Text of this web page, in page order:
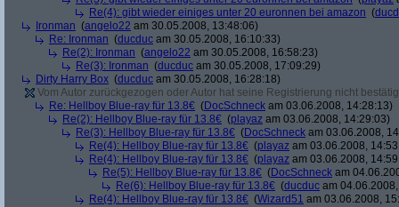
Re(4): gibt wieder einiges unter 20 euronnen bei amazon (
Ironman (angelo22 am 30.05.2008, 13:48:06)
Re: Ironman (ducduc am 30.05.2008, 16:10:33)
Re(2): Ironman (angelo22 am 30.05.2008, 16:58:23)
Re(3): Ironman (ducduc am 30.05.2008, 17:09:29)
Dirty Harry Box (ducduc am 30.05.2008, 16:28:18)
Vom Autor zurückgezogen oder Autor hat seine Registrierung nicht
Re: Hellboy Blue-ray für 13.8€ (DocSchneck am 03.06.2008, 14:28:13)
Re(2): Hellboy Blue-ray für 13.8€ (playaz am 03.06.2008, 14:29:03)
Re(3): Hellboy Blue-ray für 13.8€ (DocSchneck am 03.06.2008,
Re(4): Hellboy Blue-ray für 13.8€ (playaz am 03.06.2008,
Re(4): Hellboy Blue-ray für 13.8€ (playaz am 03.06.2008,
Re(5): Hellboy Blue-ray für 13.8€ (DocSchneck am
Re(6): Hellboy Blue-ray für 13.8€ (ducduc am
Re(4): Hellboy Blue-ray für 13.8€ (Wizard51 am 03.06.2008,